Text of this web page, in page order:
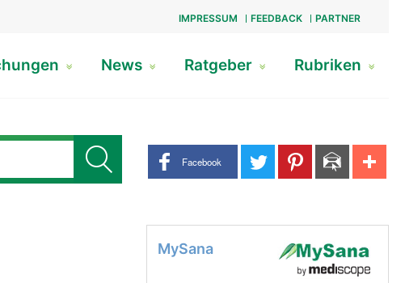
IMPRESSUM FEEDBACK PARTNER
News Ratgeber Rubriken
Share buttons
Facebook
MySana